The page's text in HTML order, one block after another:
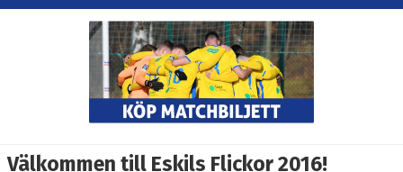
Välkommen till Eskils Flickor 2016!